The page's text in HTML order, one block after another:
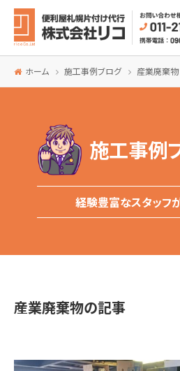
ホーム 施工事例ブログ 産業廃棄物
施工事例
経験豊富なスタッフ
産業廃棄物の記事